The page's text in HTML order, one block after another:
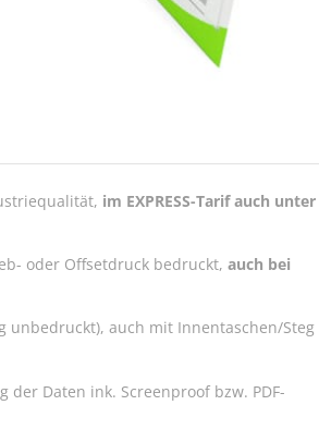
im EXPRESS-Tarif auch unter
oder Offsetdruck bedruckt,auch bei
unbedruckt), auch mit Innentaschen/Steg
der Daten ink. Screenproof bzw. PDF-